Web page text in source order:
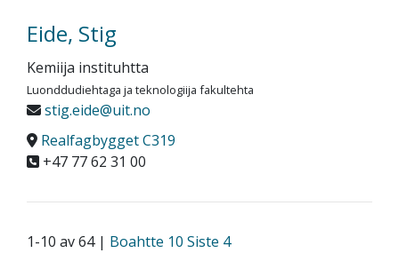
Eide, Stig
Kemiija instituhtta
Luonddudiehtaga ja teknologiija fakultehta
stig.eide@uit.no
Realfagbygget C319
+47 77 62 31 00
1-10 av 64 | Boahtte 10 Siste 4